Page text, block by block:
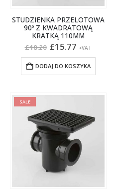
STUDZIENKA PRZELOTOWA
90º Z KWADRATOWĄ
KRATKĄ 110MM
£18.20 Pierwotna
wynosiła:
£18.20.
£15.77 Aktualna
wynosi:
£15.77.
+VAT
DODAJ DO KOSZYKA
SALE